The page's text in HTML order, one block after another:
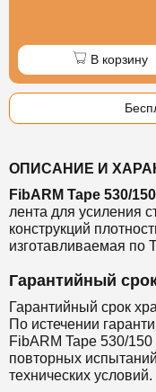
В корзину
ОПИСАНИЕ И
FibARM Tape 530/150
лента для усиления
конструкций
изготавливаемая по
Гарантийный
Гарантийный срок
По истечении
FibARM Tape 530/
повторных
технических условий.